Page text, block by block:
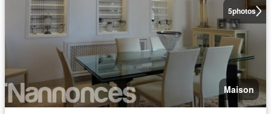
5photos
Maison